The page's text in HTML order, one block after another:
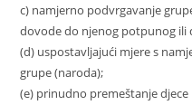
c) namjerno podvrgavanje
dovode do njenog potpunog ili
(d) uspostavljajući mjere s
grupe (naroda);
(e) prinudno premeštanje